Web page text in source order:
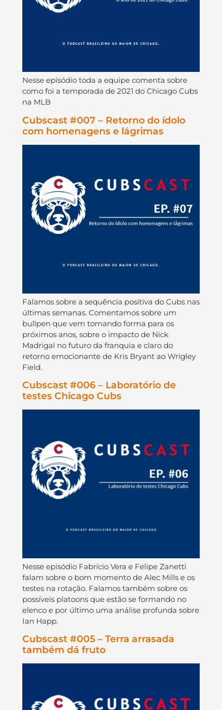
Nesse episódio toda a equipe comenta sobre
como foi a temporada de 2021 do Chicago Cubs
na MLB
Cubscast #007 – Retorno do ídolo
com homenagens e lágrimas
Falamos sobre a sequência positiva do Cubs nas
últimas semanas. Comentamos sobre um
bullpen que vem tomando forma para os
próximos anos, sobre o impacto de Nick
Madrigal no futuro da franquia e claro do
retorno emocionante de Kris Bryant ao Wrigley
Field.
Cubscast #006 – Laboratório de
testes Chicago Cubs
Nesse episódio Fabrício Vera e Felipe Zanetti
falam sobre o bom momento de Alec Mills e os
testes na rotação. Falamos também sobre os
possíveis platoons que estão se formando no
elenco e por último uma análise profunda sobre
Ian Happ.
Cubscast #005 – Terra arrasada
também dá fruto